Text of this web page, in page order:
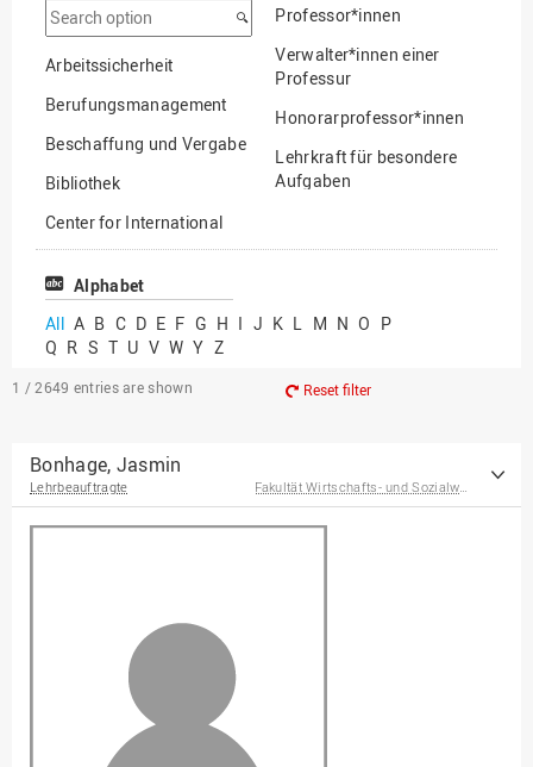
Search
option
Arbeitssicherheit
Berufungsmanagement
Beschaffung und Vergabe
Bibliothek
Center for International
Mobility
Center for International
Chancengerechtigkeit
eLearning Competence
EU-Büro
Fakultät
Agrarwissenschaften und
und Informatik
Fakultät Management,
Kultur und Technik
Fakultät Wirtschafts- und
Sozialwissenschaften
Professor*innen
Verwalter*innen einer
Professur
Honorarprofessor*innen
Lehrkraft für besondere
Aufgaben
Professor*innen im
Alphabet
All A B C D E F G H I J K L M N O P
Q R S T U V W Y Z
1 / 2649 entries are shown Reset filter
Bonhage, Jasmin
Lehrbeauftragte